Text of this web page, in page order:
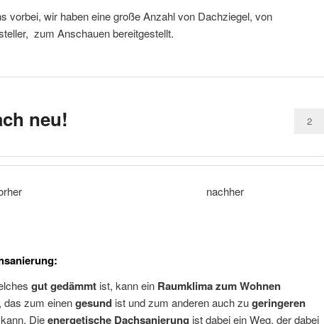
vorbei, wir haben eine große Anzahl von Dachziegel, von
zum Anschauen bereitgestellt.
neu! 2
nachher
gut gedämmt ist, kann ein Raumklima zum Wohnen
das zum einengesund ist und zum anderen auch zugeringeren
Dieenergetische Dachsanierung ist dabei ein Weg, der dabei